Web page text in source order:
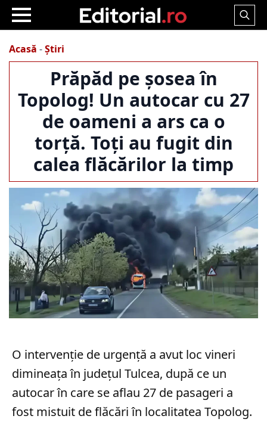
Search
Acasă -Știri
Prăpăd pe șosea în
Topolog! Un autocar cu 27
de oameni a ars ca o
torță. Toți au fugit din
calea flăcărilor la timp
O intervenție de urgență a avut loc vineri
dimineața în județul Tulcea, după ce un
autocar în care se aflau 27 de pasageri a
fost mistuit de flăcări în localitatea Topolog.